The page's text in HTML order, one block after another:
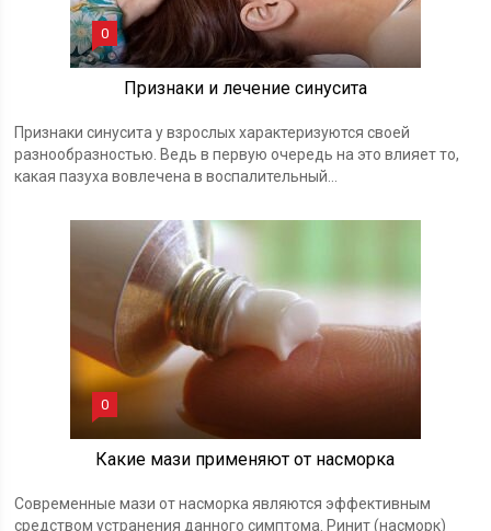
0
Признаки и лечение синусита
Признаки синусита у взрослых характеризуются своей
разнообразностью. Ведь в первую очередь на это влияет то,
какая пазуха вовлечена в воспалительный...
0
Какие мази применяют от насморка
Современные мази от насморка являются эффективным
средством устранения данного симптома. Ринит (насморк)